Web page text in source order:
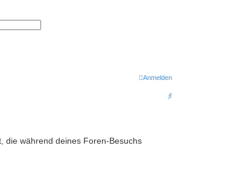
Anmelden
S
die während deines Foren-Besuchs